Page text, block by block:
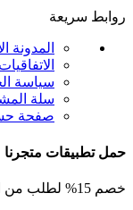
روابط سريعة
المدونة
سياسة
سلة
صفحة
حمل تطبيقات متجرنا
خصم 15% لطلب من التطبيق